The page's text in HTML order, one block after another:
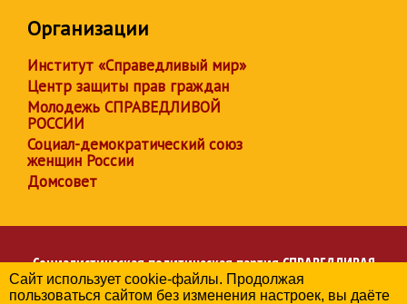
Организации
Институт «Справедливый мир»
Центр защиты прав граждан
Молодежь СПРАВЕДЛИВОЙ
РОССИИ
Социал-демократический союз
женщин России
Домсовет
Социалистическая политическая партияСПРАВЕДЛИВАЯ
РОССИЯ
Сайт использует cookie-файлы. Продолжая
пользоваться сайтом без изменения настроек, вы даёте